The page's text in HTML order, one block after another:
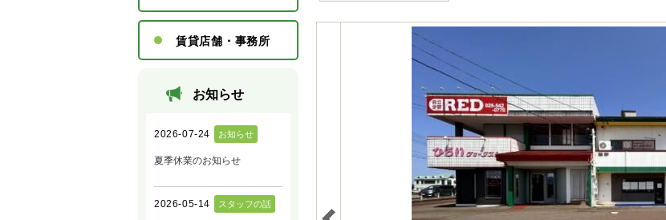
賃貸店舗・事務所
お知らせ